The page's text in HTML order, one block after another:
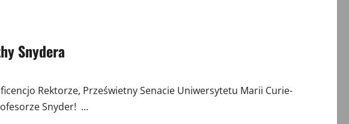
Snydera
Rektorze, Prześwietny Senacie Uniwersytetu Marii Curie-
Snyder! ...